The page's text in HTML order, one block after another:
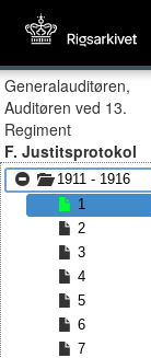
Generalauditøren,
Auditøren ved 13.
Regiment
F. Justitsprotokol
1911 - 1916
1
2
3
4
5
6
7